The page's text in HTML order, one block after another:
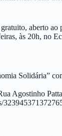
aberto ao
às 20h, no
Solidária”
Agostinho